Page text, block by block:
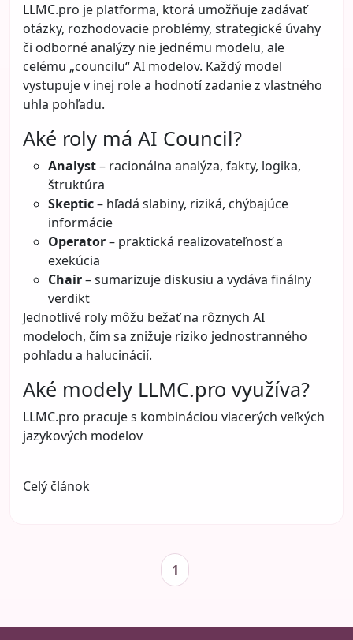
LLMC.pro je platforma, ktorá umožňuje zadávať
otázky, rozhodovacie problémy, strategické úvahy
či odborné analýzy nie jednému modelu, ale
celému „councilu“ AI modelov. Každý model
vystupuje v inej role a hodnotí zadanie z vlastného
uhla pohľadu.
Aké roly má AI Council?
Analyst– racionálna analýza, fakty, logika,
štruktúra
Skeptic– hľadá slabiny, riziká, chýbajúce
informácie
Operator– praktická realizovateľnosť a
exekúcia
Chair– sumarizuje diskusiu a vydáva finálny
verdikt
Jednotlivé roly môžu bežať na rôznych AI
modeloch, čím sa znižuje riziko jednostranného
pohľadu a halucinácií.
Aké modely LLMC.pro využíva?
LLMC.pro pracuje s kombináciou viacerých veľkých
jazykových modelov
Celý článok
1